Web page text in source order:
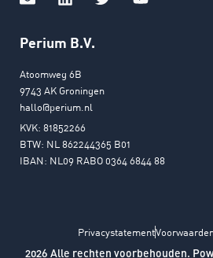
Perium B.V.
Atoomweg 6B
9743 AK Groningen
hallo@perium.nl
KVK: 81852266
BTW: NL 862244365 B01
IBAN: NL09 RABO 0364 6844 88
2026 Alle rechten voorbehouden.
Privacystatement